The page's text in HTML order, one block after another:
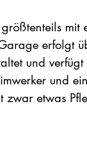
erfolgt
und
und
zwar etwas